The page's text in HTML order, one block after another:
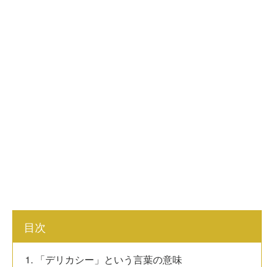
目次
1. 「デリカシー」という言葉の意味